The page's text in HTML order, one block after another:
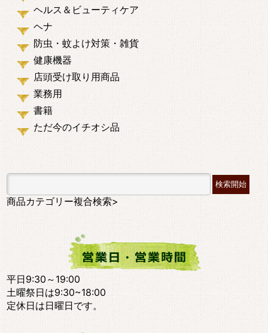
ヘルス＆ビューティケア
ヘナ
防虫・蚊よけ対策・雑貨
健康機器
店頭受け取り用商品
業務用
書籍
ただ今のイチオシ品
商品カテゴリー複合検索>
平日9:30～19:00
土曜祭日は9:30~18:00
定休日は日曜日です。